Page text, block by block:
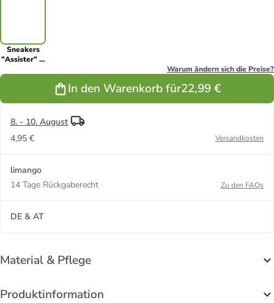
Sneakers
"Assister" in
Warum ändern sich die Preise?
In den Warenkorb für22,99 €
8. - 10. August
4,95 €
Versandkosten
limango
14 Tage Rückgaberecht
Zu den FAQs
DE & AT
Material & Pflege
Produktinformation